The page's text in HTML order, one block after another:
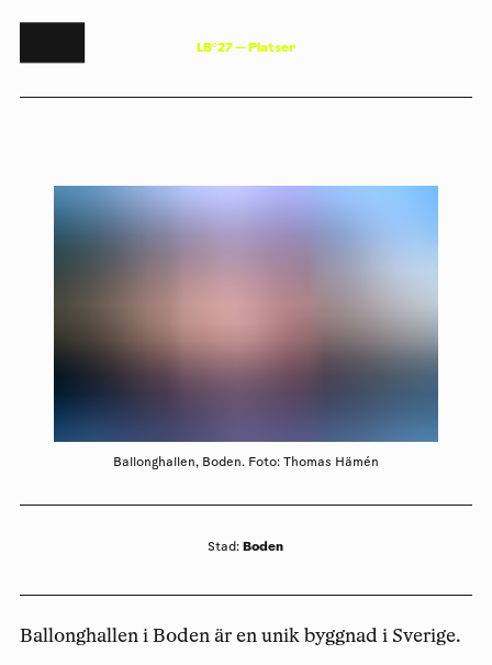
LB°27—Platser
Ballonghallen, Boden. Foto: Thomas Hämén
Stad: Boden
Ballonghallen i Boden är en unik byggnad i Sverige.